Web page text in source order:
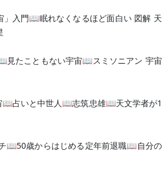
入門📖眠れなくなるほど面白い 図解
見たこともない宇宙📖スミソニアン 宇
占いと中世人📖志筑忠雄📖天文学者が
📖50歳からはじめる定年前退職📖自分